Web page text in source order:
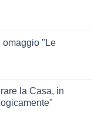
omaggio "Le
la Casa, in